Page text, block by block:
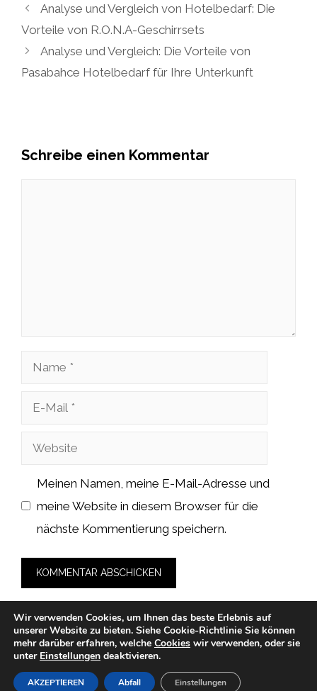
Analyse und Vergleich von Hotelbedarf: Die
Vorteile von R.O.N.A-Geschirrsets
Analyse und Vergleich: Die Vorteile von
Pasabahce Hotelbedarf für Ihre Unterkunft
Schreibe einen Kommentar
Name
Website
Meinen Namen, meine E-Mail-Adresse und
meine Website in diesem Browser für die
nächste Kommentierung speichern.
© 2026 cah-fans.de -Datenschutzerklärung
Cookies
-Nutzungsbedingungen
Wir verwenden Cookies, um Ihnen das beste Erlebnis auf
unserer Website zu bieten. Siehe Cookie-Richtlinie Sie können
mehr darüber erfahren, welche Cookies wir verwenden, oder sie
unter Einstellungen deaktivieren.
AKZEPTIEREN Abfall Einstellungen